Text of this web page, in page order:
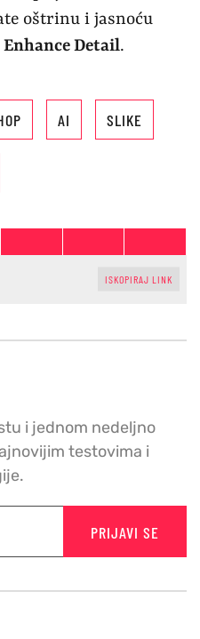
oštrinu i jasnoću
Enhance Detail.
AI SLIKE
ISKOPIRAJ LINK
i jednom nedeljno
testovima i
PRIJAVI SE